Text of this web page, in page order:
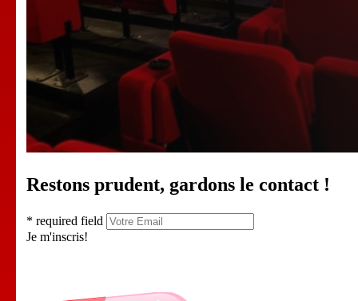
Restons prudent, gardons le contact !
* required field
Je m'inscris!